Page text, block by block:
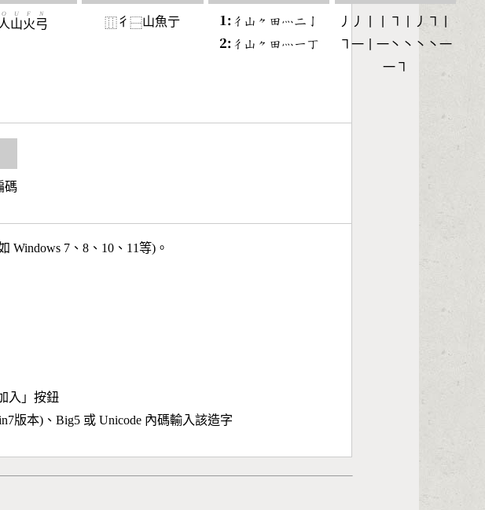
O
山
U
火
F
弓
N
⿲彳⿱山魚亍
1:󶁾󶁸󶀾󶄬󶃺󶀒󶀉
2:󶁾󶁸󶀾󶄬󶃺󶀀󶀟
丿丿丨丨㇕丨丿㇕丨
㇕一丨一丶丶丶丶一
一㇕
碼
Windows 7、8、10、11等)。
入」按鈕
版本)、Big5 或 Unicode 內碼輸入該造字